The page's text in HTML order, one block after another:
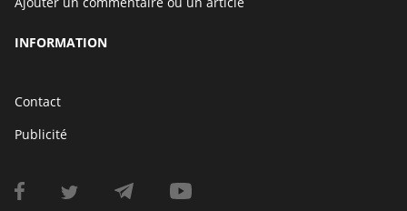
INFORMATION
Contact
Publicité